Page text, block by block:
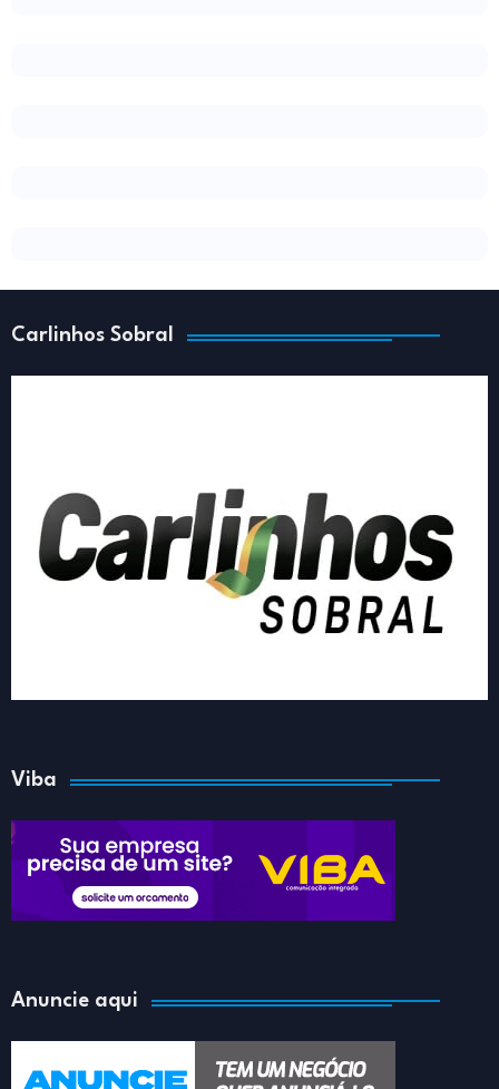
Carlinhos Sobral
Viba
Anuncie aqui